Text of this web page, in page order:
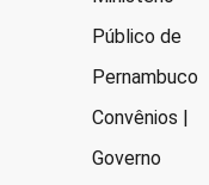
Público de
Pernambuco
Convênios |
Governo